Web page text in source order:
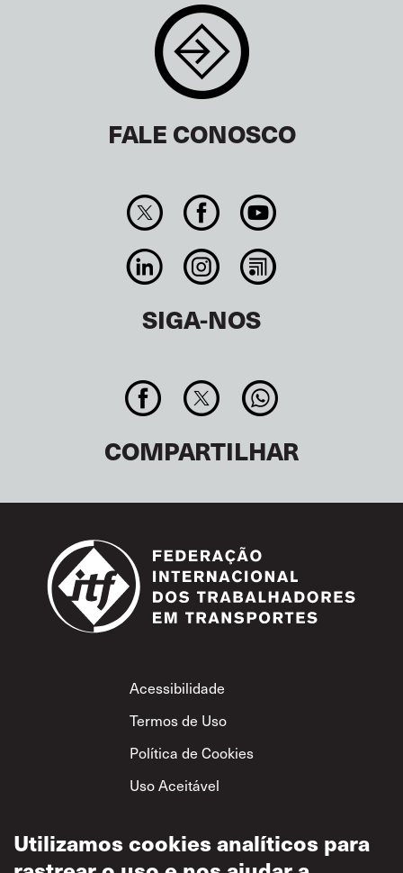
FALE CONOSCO
SIGA-NOS
COMPARTILHAR
Footer
Acessibilidade
Termos de Uso
Política de Cookies
Uso Aceitável
Privacidade
Política de Respeito
Utilizamos cookies analíticos para